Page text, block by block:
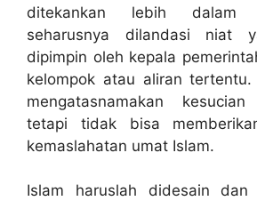
ditekankan lebih dalam
seharusnya dilandasi niat
dipimpin oleh kepala
kelompok atau aliran tertentu.
mengatasnamakan
tetapi tidak bisa
kemaslahatan umat Islam.
Islam haruslah didesain dan